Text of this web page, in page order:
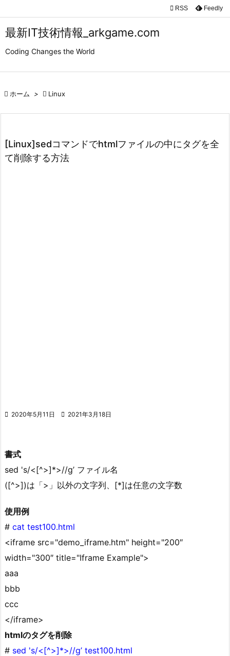
最新IT技術情報_arkgame.com
Coding Changes the World


検索
 RSS Feedly
 ホーム >  Linux
[Linux]sedコマンドでhtmlファイルの中にタグを全
て削除する方法
 2020年5月11日  2021年3月18日
書式
sed 's/<[^>]*>//g’ ファイル名
([^>])は「>」以外の文字列、[*]は任意の文字数
使用例
# cat test100.html
<iframe src="demo_iframe.htm" height="200″
width="300″ title="Iframe Example">
aaa
bbb
ccc
</iframe>
htmlのタグを削除
# sed 's/<[^>]*>//g’ test100.html